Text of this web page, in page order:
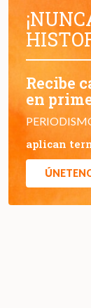
Recibe
en
aplican